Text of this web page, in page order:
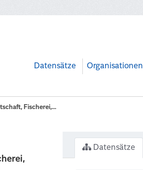
Datensätze Organisationen
Fischerei,...
Datensätze